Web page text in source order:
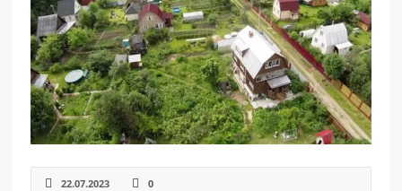
22.07.2023 0